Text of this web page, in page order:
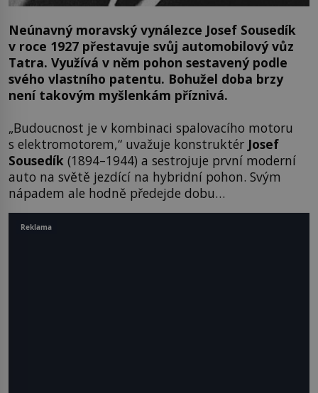
Neúnavný moravský vynálezce Josef Sousedík
v roce 1927 přestavuje svůj automobilový vůz
Tatra. Využívá v něm pohon sestavený podle
svého vlastního patentu. Bohužel doba brzy
není takovým myšlenkám příznivá.
„Budoucnost je v kombinaci spalovacího motoru
s elektromotorem,“ uvažuje konstruktér Josef
Sousedík (1894–1944) a sestrojuje první moderní
auto na světě jezdící na hybridní pohon. Svým
nápadem ale hodně předejde dobu…
Reklama